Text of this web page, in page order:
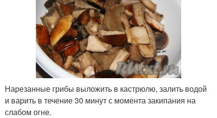
Нарезанные грибы выложить в кастрюлю, залить водой
и варить в течение 30 минут с момента закипания на
слабом огне.